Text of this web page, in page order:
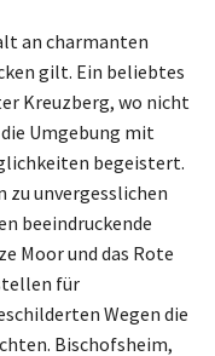
an charmanten
gilt. Ein beliebtes
Kreuzberg, wo nicht
Umgebung mit
begeistert.
zu unvergesslichen
beeindruckende
Moor und das Rote
für
Wegen die
Bischofsheim,